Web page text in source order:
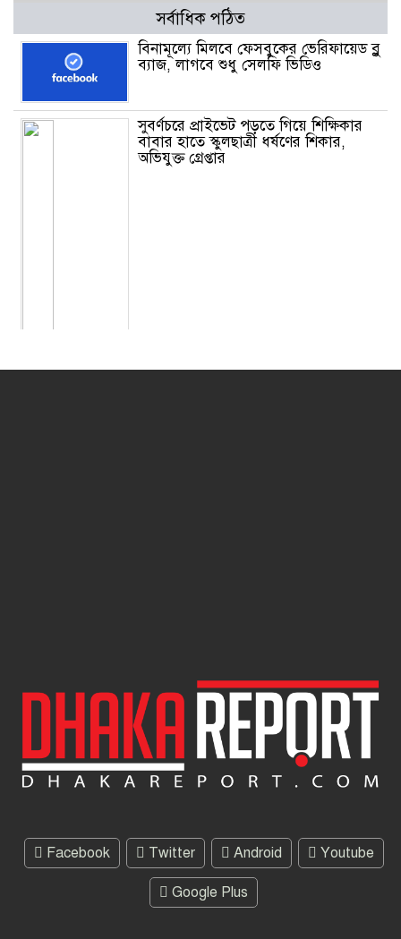
সর্বাধিক পঠিত
বিনামূল্যে মিলবে ফেসবুকের ভেরিফায়েড ব্লু
ব্যাজ, লাগবে শুধু সেলফি ভিডিও
সুবর্ণচরে প্রাইভেট পড়তে গিয়ে শিক্ষিকার
বাবার হাতে স্কুলছাত্রী ধর্ষণের শিকার,
অভিযুক্ত গ্রেপ্তার
Facebook Twitter Android Youtube
Google Plus